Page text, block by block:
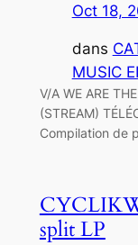
Oct 18,
dans
MUSIC
V/A WE ARE
(STREAM)
Compilation de
split LP